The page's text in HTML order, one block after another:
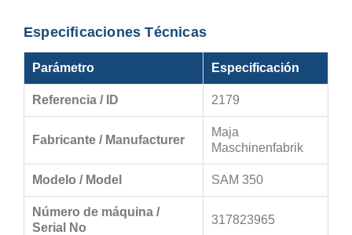
Especificaciones Técnicas
Parámetro Especificación
Referencia / ID 2179
Fabricante / Manufacturer
Maja
Maschinenfabrik
Modelo / Model SAM 350
Número de máquina /
Serial No
317823965